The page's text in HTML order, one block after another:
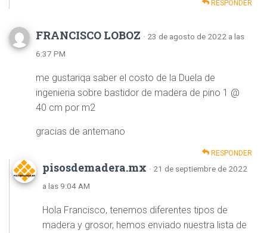
RESPONDER
FRANCISCO LOBOZ · 23 de agosto de 2022 a las
6:37 PM
me gustariqa saber el costo de la Duela de
ingenieria sobre bastidor de madera de pino 1 @
40 cm por m2
gracias de antemano
RESPONDER
pisosdemadera.mx · 21 de septiembre de 2022
a las 9:04 AM
Hola Francisco, tenemos diferentes tipos de
madera y grosor, hemos enviado nuestra lista de